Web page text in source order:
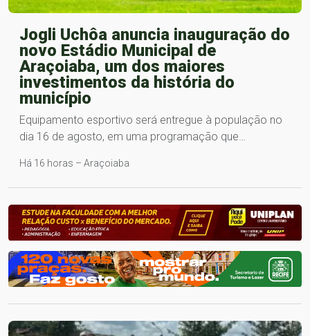
Jogli Uchôa anuncia inauguração do
novo Estádio Municipal de
Araçoiaba, um dos maiores
investimentos da história do
município
Equipamento esportivo será entregue à população no
dia 16 de agosto, em uma programação que…
Há 16 horas – Araçoiaba